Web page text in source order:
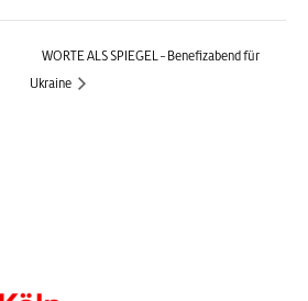
WORTE ALS SPIEGEL – Benefizabend für
Ukraine